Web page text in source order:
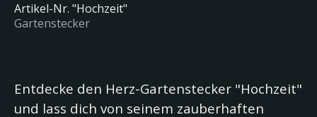
Artikel-Nr. "Hochzeit"
Gartenstecker
Entdecke den Herz-Gartenstecker "Hochzeit"
und lass dich von seinem zauberhaften